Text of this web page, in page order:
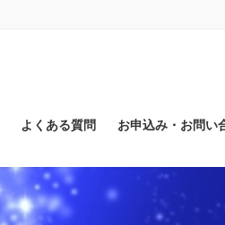
よくある質問 お申込み・お問い